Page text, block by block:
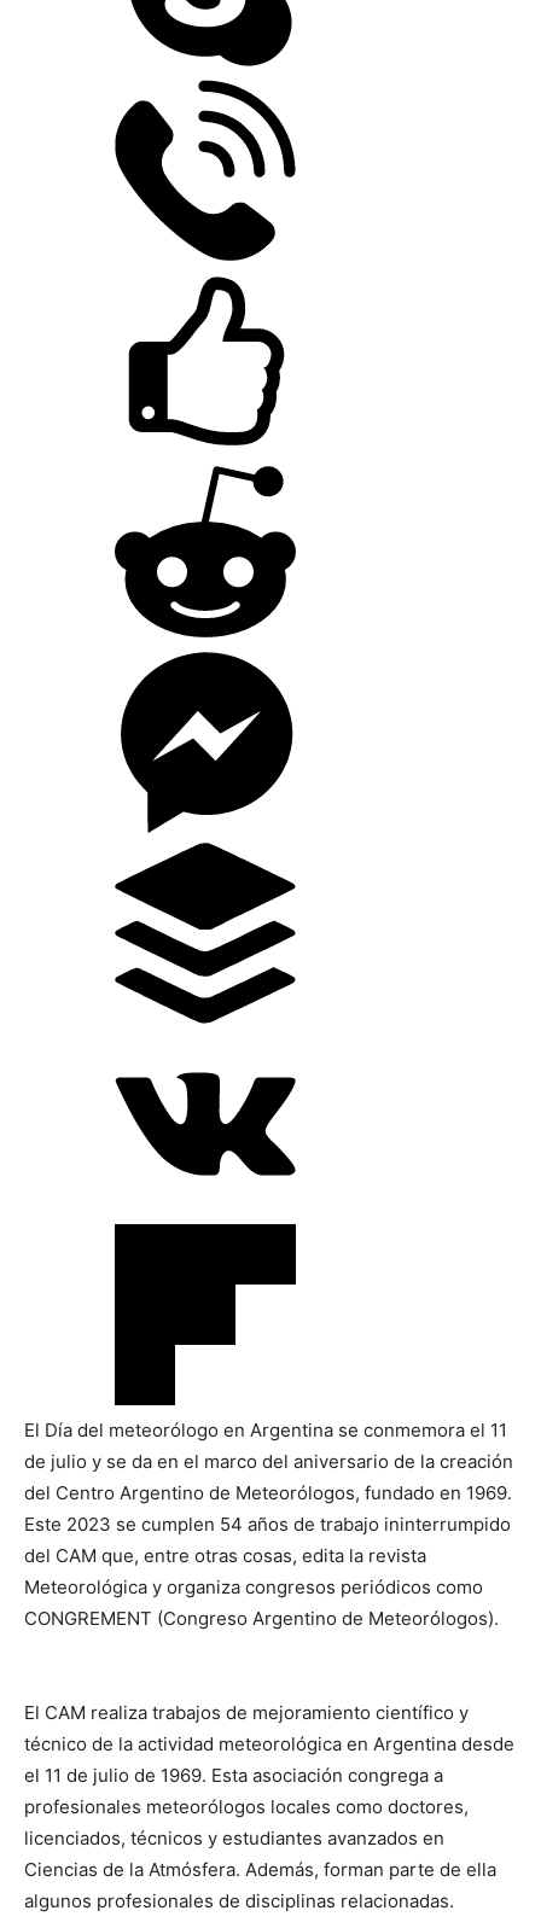
El Día del meteorólogo en Argentina se conmemora el 11
de julio y se da en el marco del aniversario de la creación
del Centro Argentino de Meteorólogos, fundado en 1969.
Este 2023 se cumplen 54 años de trabajo ininterrumpido
del CAM que, entre otras cosas, edita la revista
Meteorológica y organiza congresos periódicos como
CONGREMENT (Congreso Argentino de Meteorólogos).
El CAM realiza trabajos de mejoramiento científico y
técnico de la actividad meteorológica en Argentina desde
el 11 de julio de 1969. Esta asociación congrega a
profesionales meteorólogos locales como doctores,
licenciados, técnicos y estudiantes avanzados en
Ciencias de la Atmósfera. Además, forman parte de ella
algunos profesionales de disciplinas relacionadas.